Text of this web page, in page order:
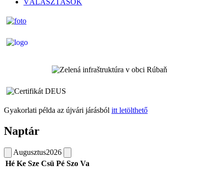
VÁLASZTÁSOK
Gyakorlati példa az újvári járásból itt letölthető
Naptár
Augusztus2026
Hé Ke Sze Csü Pé Szo Va